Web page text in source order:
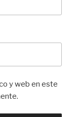
y web en este